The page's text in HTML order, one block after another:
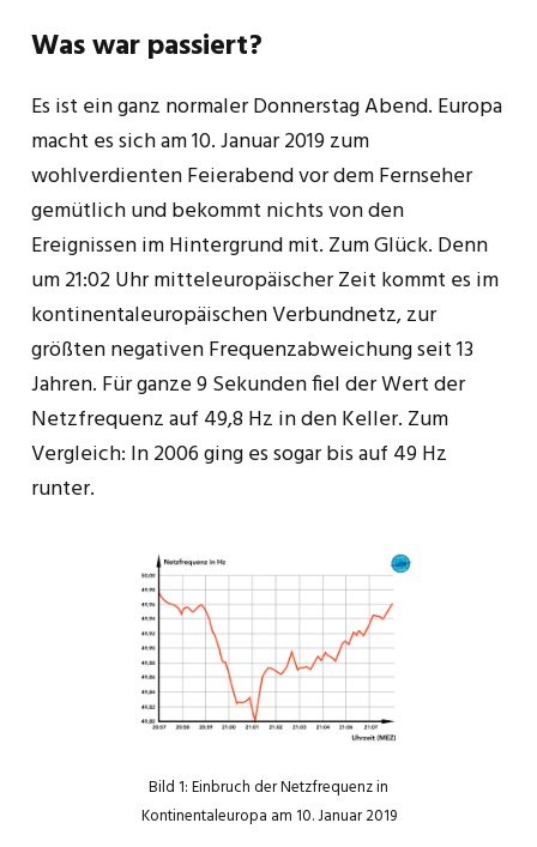
Was war passiert?
Es ist ein ganz normaler Donnerstag Abend. Europa
macht es sich am 10. Januar 2019 zum
wohlverdienten Feierabend vor dem Fernseher
gemütlich und bekommt nichts von den
Ereignissen im Hintergrund mit. Zum Glück. Denn
um 21:02 Uhr mitteleuropäischer Zeit kommt es im
kontinentaleuropäischen Verbundnetz, zur
größten negativen Frequenzabweichung seit 13
Jahren. Für ganze 9 Sekunden fiel der Wert der
Netzfrequenz auf 49,8 Hz in den Keller. Zum
Vergleich: In 2006 ging es sogar bis auf 49 Hz
runter.
Bild 1: Einbruch der Netzfrequenz in
Kontinentaleuropa am 10. Januar 2019